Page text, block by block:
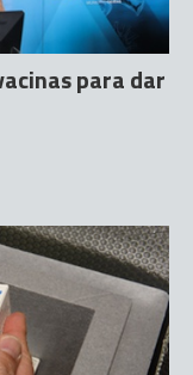
para dar